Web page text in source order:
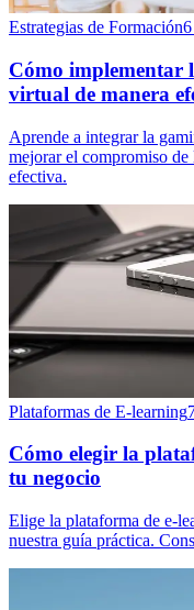
Estrategias de Formación6
Cómo implementar
virtual de manera
Aprende a integrar la
mejorar el compromiso de
efectiva.
Plataformas de E-learning
Cómo elegir la
tu negocio
Elige la plataforma de e-
nuestra guía práctica.